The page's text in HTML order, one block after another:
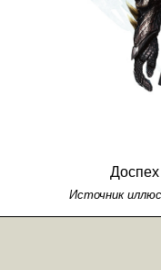
Источник